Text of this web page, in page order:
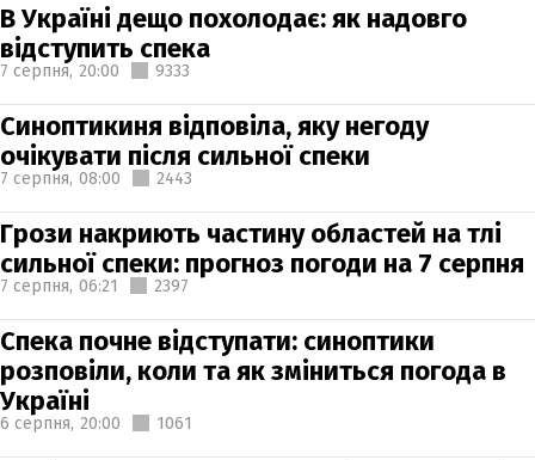
В Україні дещо похолодає: як надовго
відступить спека
7 серпня, 20:00 9333
Синоптикиня відповіла, яку негоду
очікувати після сильної спеки
7 серпня, 08:00 2443
Грози накриють частину областей на тлі
сильної спеки: прогноз погоди на 7 серпня
7 серпня, 06:21 2397
Спека почне відступати: синоптики
розповіли, коли та як зміниться погода в
Україні
6 серпня, 20:00 1061